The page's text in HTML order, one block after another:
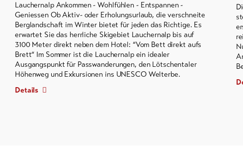
Lauchernalp Ankommen - Wohlfühlen - Entspannen -
Geniessen Ob Aktiv- oder Erholungsurlaub, die verschneite
Berglandschaft im Winter bietet für jeden das Richtige. Es
erwartet Sie das herrliche Skigebiet Lauchernalp bis auf
3100 Meter direkt neben dem Hotel: “Vom Bett direkt aufs
Brett“ Im Sommer ist die Lauchernalp ein idealer
Ausgangspunkt für Passwanderungen, den Lötschentaler
Höhenweg und Exkursionen ins UNESCO Welterbe.
Details